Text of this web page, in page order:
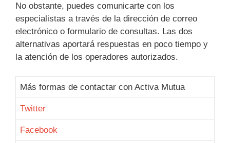
No obstante, puedes comunicarte con los
especialistas a través de la dirección de correo
electrónico o formulario de consultas. Las dos
alternativas aportará respuestas en poco tiempo y
la atención de los operadores autorizados.
Más formas de contactar con Activa Mutua
Twitter
Facebook